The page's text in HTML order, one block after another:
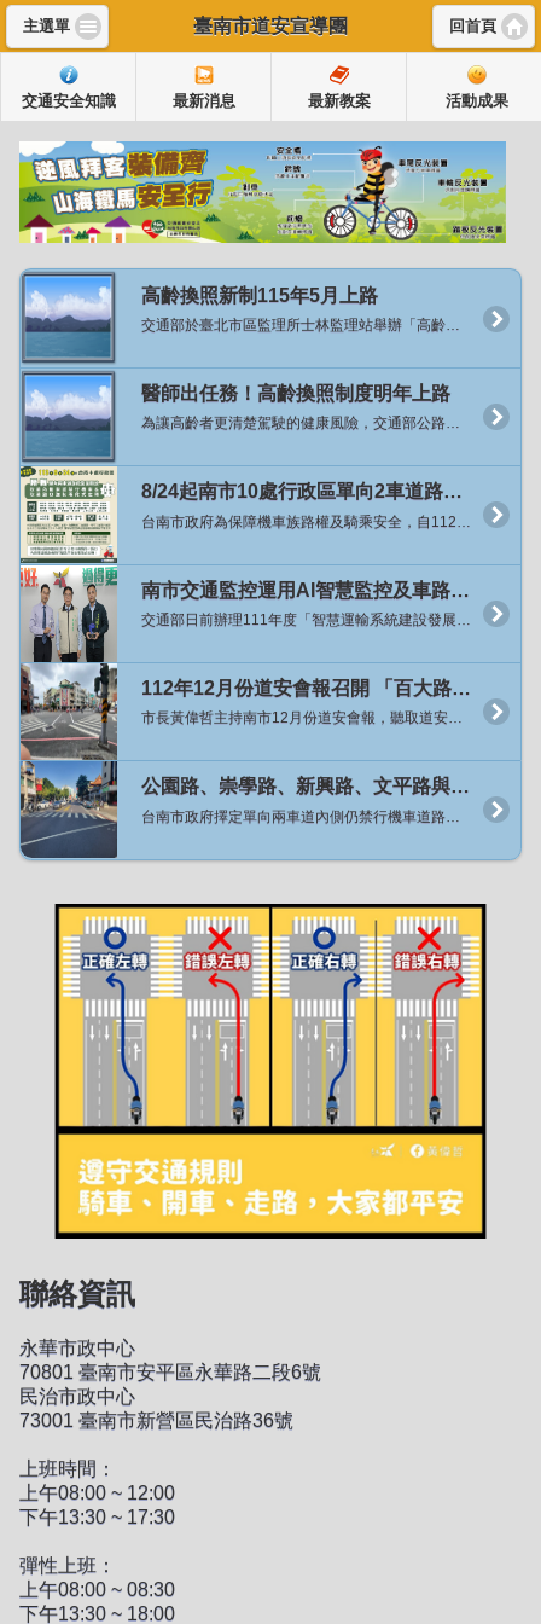
主選單 回首頁
臺南市道安宣導團
交通安全知識 最新消息 最新教案 活動成果
高齡換照新制115年5月上路
醫師出任務！高齡換照制度明年上路
為讓高齡者更清楚駕駛的健康風險，交通部公路局特別於全國辦理7場「高齡換照講座：醫師出任務」，首場講座於11月24日在高雄市凱旋醫院舉行，現場有醫師說明高齡身體退化與交通安全、監理人員宣導高齡駕駛人換照新制，直接與民眾互動，過程溫馨熱鬧，接續場次將分別在臺中市、新竹市、南投縣、屏東縣、彰化縣及臺東縣舉行。 「醫師出任務」講座首場在高雄市登場，邀請凱旋醫院黃敏偉副院長擔任講師，從醫學的專業角度深入淺出講解高齡身體機能退化與交通安全的關係；並由高雄市區監理所人員解說高齡換照以分級關懷、協助安全駕駛的核心理念及高齡換照制度相關內容。活動過程並安排有獎徵答，與民眾親切互動、交流問題，民眾更直接瞭解高齡換照的精神與內容，也對身體退化與交通安全的關聯有更深刻體認。 黃敏偉副院長表示，我國社會快速高齡化，道路安全面臨嚴峻挑戰，115年起70歲以上駕駛要接受體檢與認知評估，政策目的不是限制行動，而是透過專業醫學評估及科學檢測，協助長輩安全用路，照顧長者的交通安全。 公路局表示，臺灣已邁入高齡社會，高齡換照新制將於115年5月正式實施，屆時駕駛人年滿70歲時需要辦理換照，通過體格檢查、免費安全教育課程及危險感知體驗後即可換發駕照，駕照效期至75歲；75歲以上長輩則維持每3年換照週期，高齡換照不是制度，而是一份關懷與陪伴，要 今天的「醫師出任務」講座，由醫師透過醫學角度與長輩面對面的交流，更是要幫助高齡者自我察覺身體機能以及感知退化對用路安全的影響。 公路局也提醒，高齡換照從115年5月起實施，年滿70歲以上的長者，請於收到監理所、站的通知再換照，不需要提前要求換照。 資料來源：公路局 新聞連結：https://168.motc.gov.tw/theme/news/post/2511281448347
8/24起南市10處行政區單向2車道路段開放機車行駛內側車道及不強制二段式左轉
南市交通監控運用AI智慧監控及車路聯網應用系統成果獲肯定 榮獲「智慧運輸系統建設發展計畫」評鑑佳作及2023雲端物聯網創新獎「優良應用獎」雙獎
交通部日前辦理111年度「智慧運輸系統建設發展計畫」評鑑，市府交通局辦理「111年度AI影像辨識之智慧交通管理系統」獲頒評鑑佳作；又台灣雲端物聯網產業協會之2023雲端物聯網創新獎，交通局辦理「臺南市緊急車輛優先號誌計畫」亦獲得「優良應用獎」之肯定。今（2）日在市政會議上由局長王銘德獻雙獎，市長黃偉哲讚揚交通局團隊創新傑出的表現，勉勵交通局持續運用智慧科技管理交通政策，以打造舒適的交通環境。 市長黃偉哲表示，為提供市民出行的便利，降低因道路壅塞帶來的不適，並提升緊急救護的效率，交通局在112年於安定交流道周邊市道178線、大灣交流道周邊小東路與復興路路段施行AI智慧車流辨識及號誌管理策略，完成智慧動態號誌系統建置；並於成大醫院至奇美醫院間路段、安南醫院周邊建置緊急車輛優先號誌，讓救護車優先安全通過路口。交通局積極以創新智慧科技來管理交通問題，期藉由科技方法改善道路壅塞問題，提升道路服務水準，增進救援效率。 交通局局長王銘德表示，為提升本市交通智慧管理效率，交通局導入AI影像辨識技術應用於交通管理，透過設置智慧動態號誌系統，即時判讀壅塞路段與方向，自動調整交通號誌時制，112年度於安定、大灣交流道周邊建置後，平均可節省用路人5%~9%的旅行時間；交通局更建置了國內最大的車輛優先號誌系統，建置了31處緊急車輛優先號誌路口，透過路口及車上設備間感應觸發，讓路口號誌得以變換燈號以利緊急救護車輛通行，平均救護車每趟次旅行時間可減少40秒，有效提升黃金救援時間。 交通局表示，透過「AI影像辨識智慧交通管理系統」之智慧化交通管理策略將可改善壅塞問題，並提升道路使用效率與安全性，113年度將規劃於永康、仁德交流道周邊進行智慧號誌建置計畫，未來也將持續把AI車流辨識和智慧動態號誌推廣到其他適合實施路段，以創造一個智慧、便捷、綠能的宜居城市。
112年12月份道安會報召開 「百大路口安全行動」工程達標 黃市長期勉道安團隊再接再厲
市長黃偉哲主持南市12月份道安會報，聽取道安團隊各小組工作報告，根據市府警察局統計11月份A1交通事故，相較去年同期大幅減少16人，顯示事故已獲得控制，肯定道安團隊的努力，對緊接而來的聖誕與跨年活動，台南市將湧進大量人車潮，也特別指示應作好各項交通疏導措施，讓出遊民眾有安全的用路環境。 局長王銘德表示，市長黃偉哲非常重視各項交通安全工作推動，每月均親自主持道安會報並指示研擬改善對策，本市對行人路權極為重視，在市長黃偉哲支持下，今年5月以「人本交通」為出發點所推動的「百大路口安全行動」，在本市道安團隊齊心協力下，相關工程改善已提前達標全數完成。經統計完成「行人專用時相」100處、「行人號誌時相早開」300處、「標線型人行道」30處、「行人庇護島」19處、「行穿線退縮」39處，許多項目更超出改善目標數量。 此外，交通部針對行人安全改善重要指標「行人專用時相及早開時相」，本市接連數月皆為全國增加最多，亦深獲交通部肯定。惟良好的道路工程改善也需搭配民眾良好的用路習慣，後續也將持續追蹤改善後路口行人事故率，並做滾動式檢討。 交通局呼籲市民朋友，行人通過道路時務必行走行人穿越道並遵守號誌，並禮讓行動較緩慢的年長者優先通行。汽機車行經路口時應減速慢行，並保持隨時可煞停車速，以避免橫向人車未減速衝出無法即時因應發生事故。違規的用路行為是發生交通事故的主要原因，遵守交通規則從用路不違規開始，守護自己也是保護他人用路安全。
公園路、崇學路、新興路、文平路與安和路試辦內側取消禁行機車與不強制兩段式左轉
聯絡資訊
永華市政中心
70801 臺南市安平區永華路二段6號
民治市政中心
73001 臺南市新營區民治路36號
上班時間：
上午08:00 ~ 12:00
下午13:30 ~ 17:30
彈性上班：
上午08:00 ~ 08:30
下午13:30 ~ 18:00